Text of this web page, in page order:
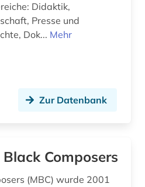
luxemburger literaturarchiv (1)
Didaktik,
Presse und
Dok... Mehr
Zur Datenbank
Composers
(MBC) wurde 2001